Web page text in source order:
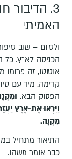
3.
האמיתי
ולסיום – שוב
הכניסה לארץ. כל
אוטוטו, זה
קדימה. מיד עם
הפסוק הבא:
וַיִּרְאוּ אֶת-אֶרֶץ
מִקְנֶה.
התיאור מתחיל
כבר אומר משהו.